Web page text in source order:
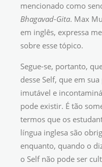
mencionado como
Bhagavad-Gita. Max
em inglês, expressa
sobre esse tópico.
Segue-se, portanto,
desse Self, que em
imutável e
pode existir. É tão
termos que os
língua inglesa são
enquanto, quando o
o Self não pode ser